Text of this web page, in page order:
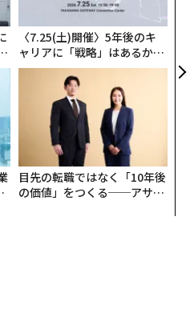
いえいえ。でも首長は少しず
感じます。全国には町村が9
下の首長は67人です（11月時
川町で過ごして大学進学を機
い町では、そういう人間が
支持を得ることは簡単なこ
の町長選挙で当選されたの
だと思いますが、財務省、
〈7.25(土)開催〉5年後のキ
ャリアに「戦略」はあるか。
トップエグゼクティブのキャ
リアに触れる1日│CAREER S
UMMIT 2026
目先の転職ではなく「10年後
の価値」をつくる──アサイ